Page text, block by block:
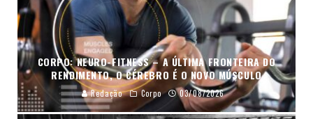
CORPO: NEURO-FITNESS – A ÚLTIMA FRONTEIRA DO
RENDIMENTO, O CÉREBRO É O NOVO MÚSCULO
Redação Corpo 03/08/2026